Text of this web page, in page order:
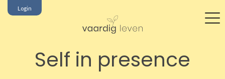
Login
Self in presence